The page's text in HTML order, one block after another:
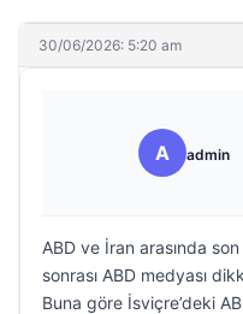
30/06/2026: 5:20 am
A admin
ABD ve İran arasında
sonrası ABD medyası
Buna göre İsviçre’deki